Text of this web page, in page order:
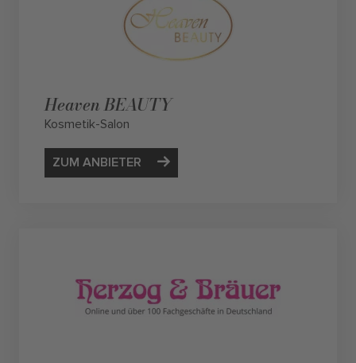
Heaven BEAUTY
Kosmetik-Salon
ZUM ANBIETER